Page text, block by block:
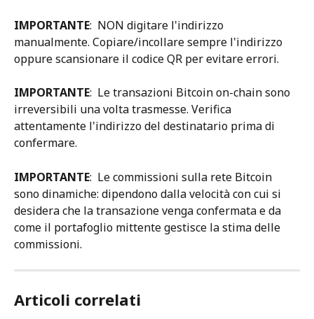
IMPORTANTE:  NON digitare l'indirizzo
manualmente. Copiare/incollare sempre l'indirizzo
oppure scansionare il codice QR per evitare errori.
IMPORTANTE:  Le transazioni Bitcoin on-chain sono
irreversibili una volta trasmesse. Verifica
attentamente l'indirizzo del destinatario prima di
confermare.
IMPORTANTE:  Le commissioni sulla rete Bitcoin
sono dinamiche: dipendono dalla velocità con cui si
desidera che la transazione venga confermata e da
come il portafoglio mittente gestisce la stima delle
commissioni.
Articoli correlati